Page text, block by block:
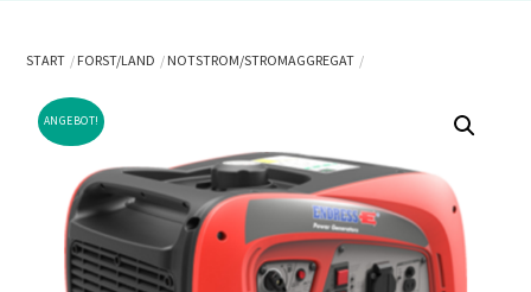
START FORST/LAND NOTSTROM/STROMAGGREGAT
ANGEBOT!